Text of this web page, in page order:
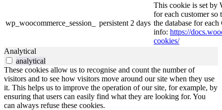
wp_woocommerce_session_ persistent 2 days
This cookie is set by
for each customer
the database for
info: https://
cookies/
Analytical
analytical
These cookies allow us to recognise and count the number of
visitors and to see how visitors move around our site when they use
it. This helps us to improve the operation of our site, for example, by
ensuring that users can easily find what they are looking for. You
can always refuse these cookies.